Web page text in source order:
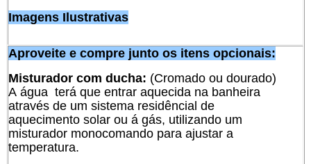
Imagens Ilustrativas
Aproveite e compre junto os itens opcionais:
Misturador com ducha: (Cromado ou dourado)
A água terá que entrar aquecida na banheira
através de um sistema residêncial de
aquecimento solar ou á gás, utilizando um
misturador monocomando para ajustar a
temperatura.